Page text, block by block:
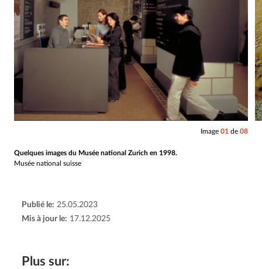
Quelques images du Musée national Zurich en 1998.
Musée national suisse
Image 01 de 08
Publié le: 25.05.2023
Mis à jour le: 17.12.2025
Plus sur: